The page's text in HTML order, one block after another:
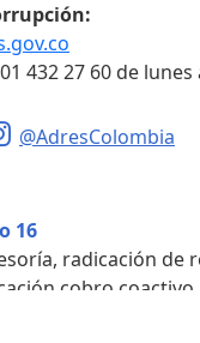
432 27 60 de lunes
@AdresColombia
16
radicación de
cobro coactivo.